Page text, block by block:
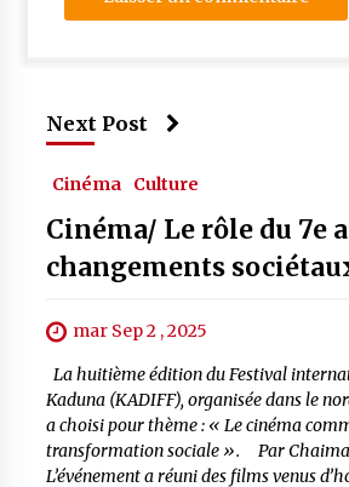
Next Post
Cinéma Culture
Cinéma/ Le rôle du 7e
changements
mar Sep 2 , 2025
La huitième édition du Festival
Kaduna (KADIFF), organisée dans le
a choisi pour thème : « Le cinéma
transformation sociale ». Par
L’événement a réuni des films venus